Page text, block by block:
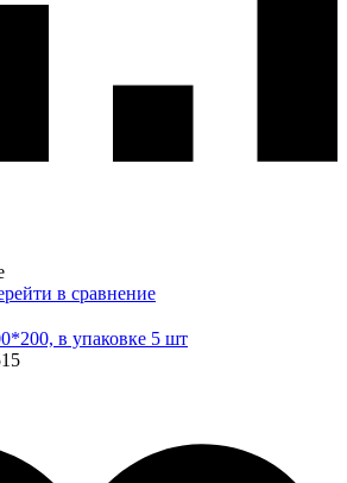
в сравнение
в упаковке 5 шт